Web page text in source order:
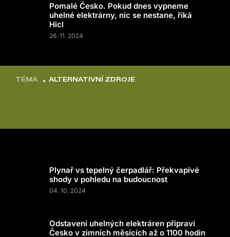
Pomalé Česko. Pokud dnes vypneme
uhelné elektrárny, nic se nestane, říká
Hicl
26. 11. 2024
TÉMA ALTERNATIVNÍ ZDROJE
Plynař vs tepelný čerpadlář: Překvapivé
shody v pohledu na budoucnost
04. 10. 2024
Odstavení uhelných elektráren připraví
Česko v zimních měsících až o 1100 hodin